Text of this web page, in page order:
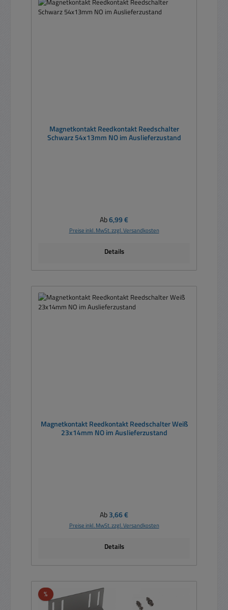
Magnetkontakt Reedkontakt Reedschalter
Schwarz 54x13mm NO im Auslieferzustand
Regulärer Preis:
Ab6,99 €
Preise inkl. MwSt. zzgl. Versandkosten
Details
Magnetkontakt Reedkontakt Reedschalter Weiß
23x14mm NO im Auslieferzustand
Regulärer Preis:
Ab3,66 €
Preise inkl. MwSt. zzgl. Versandkosten
Details
%Rabatt